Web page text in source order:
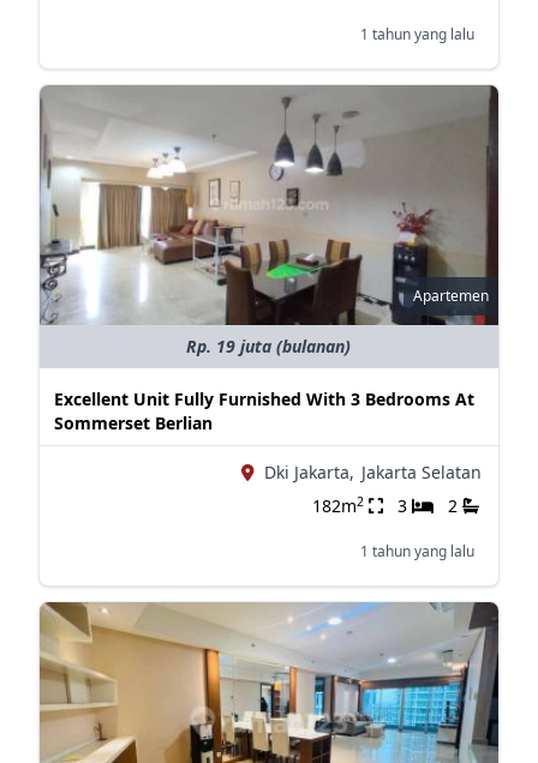
1 tahun yang lalu
Apartemen
Rp. 19 juta (bulanan)
Excellent Unit Fully Furnished With 3 Bedrooms At
Sommerset Berlian
Dki Jakarta, Jakarta Selatan
182m2 3 2
1 tahun yang lalu